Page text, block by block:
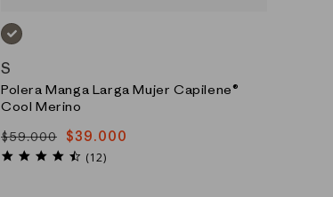
GRIS_(WNGY)
S
Polera Manga Larga Mujer Capilene®
Cool Merino
Precio
habitual
$59.000
Precio
de
$39.000
4.5
(12)